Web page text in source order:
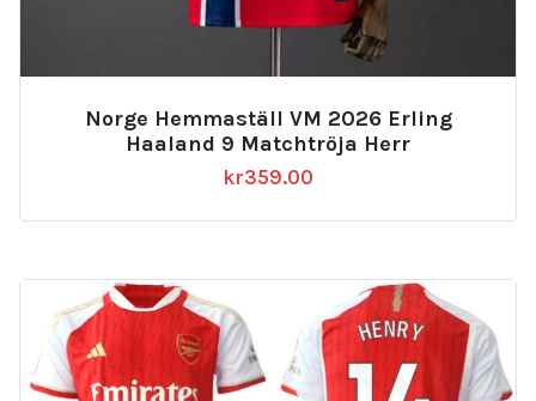
Norge Hemmaställ VM 2026 Erling
Haaland 9 Matchtröja Herr
kr359.00